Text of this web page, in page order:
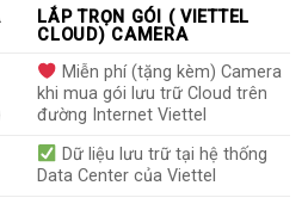
LẮP TRỌN GÓI ( VIETTEL
CLOUD) CAMERA
Miễn phí (tặng kèm) Camera
khi mua gói lưu trữ Cloud trên
đường Internet Viettel
Dữ liệu lưu trữ tại hệ thống
Data Center của Viettel